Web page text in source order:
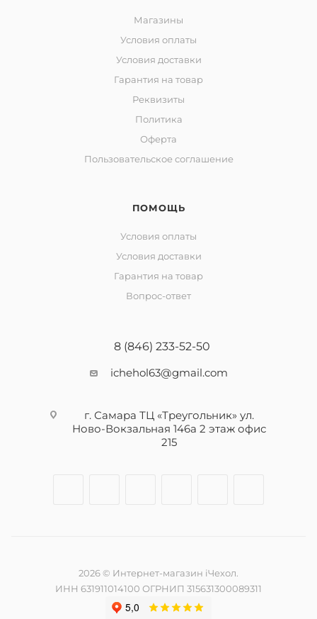
Магазины
Условия оплаты
Условия доставки
Гарантия на товар
Реквизиты
Политика
Оферта
Пользовательское соглашение
ПОМОЩЬ
Условия оплаты
Условия доставки
Гарантия на товар
Вопрос-ответ
8 (846) 233-52-50
ichehol63@gmail.com
г. Самара ТЦ «Треугольник» ул.
Ново-Вокзальная 146а 2 этаж офис
215
2026 © Интернет-магазин iЧехол.
ИНН 631911014100 ОГРНИП 315631300089311